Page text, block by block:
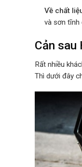
Về chất
và sơn tĩnh
Cản sau
Rất nhiều
Thì dưới đây